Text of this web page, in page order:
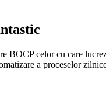
BOCP celor cu care
a proceselor